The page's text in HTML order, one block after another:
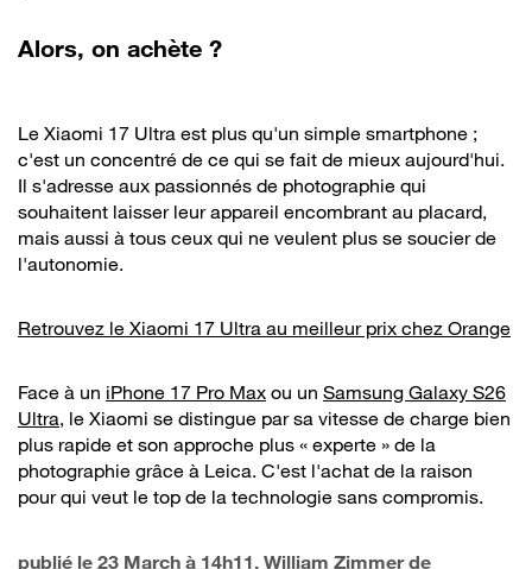
Alors, on achète ?
Le Xiaomi 17 Ultra est plus qu'un simple smartphone ;
c'est un concentré de ce qui se fait de mieux aujourd'hui.
Il s'adresse aux passionnés de photographie qui
souhaitent laisser leur appareil encombrant au placard,
mais aussi à tous ceux qui ne veulent plus se soucier de
l'autonomie.
Retrouvez le Xiaomi 17 Ultra au meilleur prix chez Orange
Face à un iPhone 17 Pro Max ou un Samsung Galaxy S26
Ultra, le Xiaomi se distingue par sa vitesse de charge bien
plus rapide et son approche plus « experte » de la
photographie grâce à Leica. C'est l'achat de la raison
pour qui veut le top de la technologie sans compromis.
publié le 23 March à 14h11, William Zimmer de